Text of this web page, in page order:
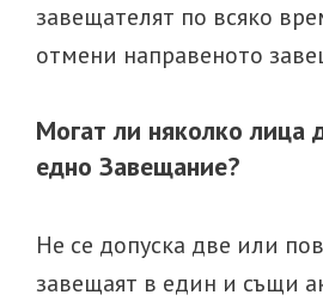
завещателят по всяко
отмени направеното
Могат ли няколко лица
едно Завещание?
Не се допуска две или
завещаят в един и същи